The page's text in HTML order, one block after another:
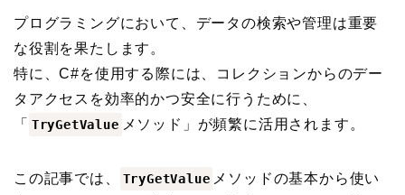
プログラミングにおいて、データの検索や管理は重要
な役割を果たします。
特に、C#を使用する際には、コレクションからのデー
タアクセスを効率的かつ安全に行うために、
「
TryGetValue メソッド」が頻繁に活用されます。
この記事では、 TryGetValue メソッドの基本から使い